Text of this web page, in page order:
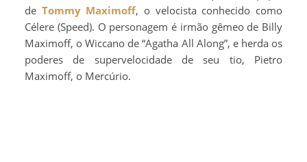
de Tommy Maximoff, o velocista conhecido como
Célere (Speed). O personagem é irmão gêmeo de Billy
Maximoff, o Wiccano de “Agatha All Along”, e herda os
poderes de supervelocidade de seu tio, Pietro
Maximoff, o Mercúrio.